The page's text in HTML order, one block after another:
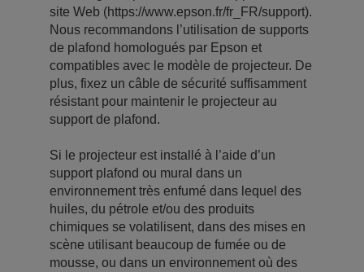
site Web (https://www.epson.fr/fr_FR/support).
Nous recommandons l’utilisation de supports
de plafond homologués par Epson et
compatibles avec le modèle de projecteur. De
plus, fixez un câble de sécurité suffisamment
résistant pour maintenir le projecteur au
support de plafond.
Si le projecteur est installé à l’aide d’un
support plafond ou mural dans un
environnement très enfumé dans lequel des
huiles, du pétrole et/ou des produits
chimiques se volatilisent, dans des mises en
scène utilisant beaucoup de fumée ou de
mousse, ou dans un environnement où des